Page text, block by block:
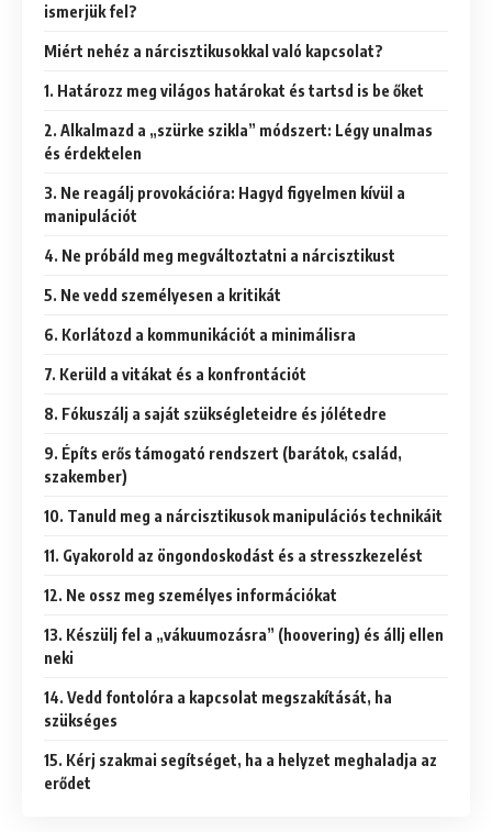
ismerjük fel?
Miért nehéz a nárcisztikusokkal való kapcsolat?
1. Határozz meg világos határokat és tartsd is be őket
2. Alkalmazd a „szürke szikla” módszert: Légy unalmas
és érdektelen
3. Ne reagálj provokációra: Hagyd figyelmen kívül a
manipulációt
4. Ne próbáld meg megváltoztatni a nárcisztikust
5. Ne vedd személyesen a kritikát
6. Korlátozd a kommunikációt a minimálisra
7. Kerüld a vitákat és a konfrontációt
8. Fókuszálj a saját szükségleteidre és jólétedre
9. Építs erős támogató rendszert (barátok, család,
szakember)
10. Tanuld meg a nárcisztikusok manipulációs technikáit
11. Gyakorold az öngondoskodást és a stresszkezelést
12. Ne ossz meg személyes információkat
13. Készülj fel a „vákuumozásra” (hoovering) és állj ellen
neki
14. Vedd fontolóra a kapcsolat megszakítását, ha
szükséges
15. Kérj szakmai segítséget, ha a helyzet meghaladja az
erődet